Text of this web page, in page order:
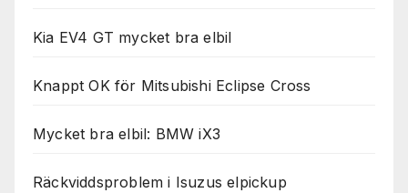
Kia EV4 GT mycket bra elbil
Knappt OK för Mitsubishi Eclipse Cross
Mycket bra elbil: BMW iX3
Räckviddsproblem i Isuzus elpickup